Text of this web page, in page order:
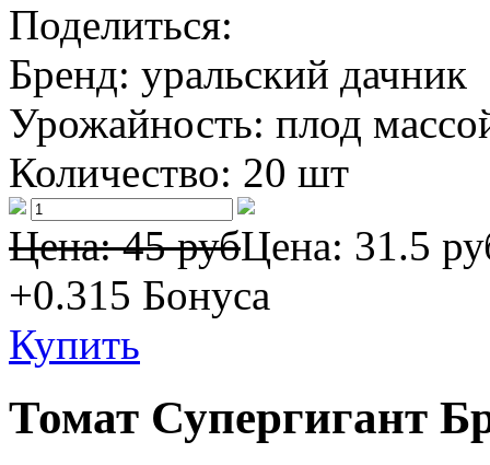
Поделиться:
Бренд: уральский дачник
Урожайность: плод
Количество: 20 шт
Цена: 45 рубЦена: 31.5
+0.315 Бонуса
Купить
Томат Супергигант